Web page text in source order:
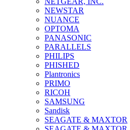
NEWSTAR
NUANCE
OPTOMA
PANASONIC
PARALLELS
PHILIPS
PHISHED
Plantronics
PRIMO
RICOH
SAMSUNG
Sandisk
SEAGATE & MAXTOR